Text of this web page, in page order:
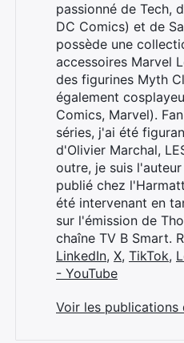
passionné de Tech,
DC Comics) et de
possède une
accessoires Marvel
des figurines Myth
également
Comics, Marvel).
séries, j'ai été
d'Olivier Marchal,
outre, je suis
publié chez
été intervenant en
sur l'émission de
chaîne TV B Smart.
LinkedIn, X, TikTok,
- YouTube
Voir les publications